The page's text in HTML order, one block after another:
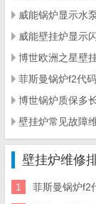
威能锅炉显示水
威能壁挂炉显示
博世欧洲之星壁
菲斯曼锅炉f2代
博世锅炉质保多
壁挂炉常见故障
壁挂炉维修
1 菲斯曼锅炉f2